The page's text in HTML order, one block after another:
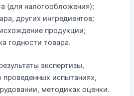
(для налогообложения);
других ингредиентов;
продукции;
годности товара.
экспертизы,
испытаниях,
методиках оценки.